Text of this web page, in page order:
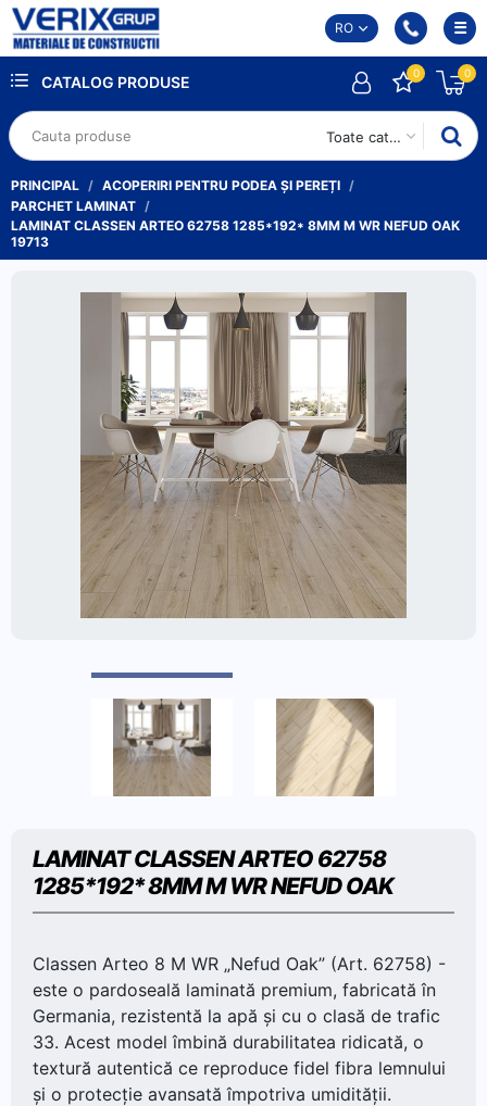
RO
CATALOG PRODUSE
Toate categoriile
0 0
PRINCIPAL
ACOPERIRI PENTRU PODEA ȘI PEREȚI
PARCHET LAMINAT
LAMINAT CLASSEN ARTEO 62758 1285*192* 8MM M WR NEFUD OAK
19713
LAMINAT CLASSEN ARTEO 62758
1285*192* 8MM M WR NEFUD OAK
Classen Arteo 8 M WR „Nefud Oak” (Art. 62758) -
este o pardoseală laminată premium, fabricată în
Germania, rezistentă la apă și cu o clasă de trafic
33. Acest model îmbină durabilitatea ridicată, o
textură autentică ce reproduce fidel fibra lemnului
și o protecție avansată împotriva umidității.